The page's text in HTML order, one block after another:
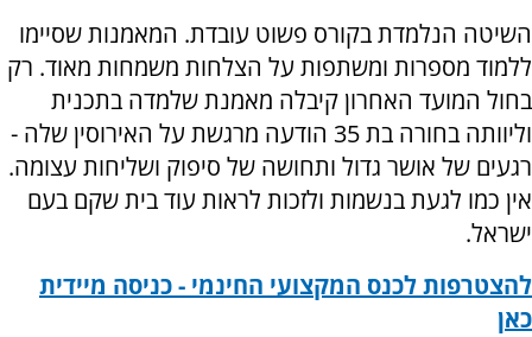
השיטה הנלמדת בקורס פשוט עובדת. המאמנות שסיימו
ללמוד מספרות ומשתפות על הצלחות משמחות מאוד. רק
בחול המועד האחרון קיבלה מאמנת שלמדה בתכנית
וליוותה בחורה בת 35 הודעה מרגשת על האירוסין שלה -
רגעים של אושר גדול ותחושה של סיפוק ושליחות עצומה.
אין כמו לגעת בנשמות ולזכות לראות עוד בית שקם בעם
ישראל.
להצטרפות לכנס המקצועי החינמי - כניסה מיידית
כאן